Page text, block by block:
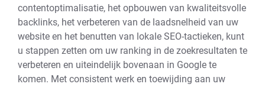
contentoptimalisatie, het opbouwen van kwaliteitsvolle
backlinks, het verbeteren van de laadsnelheid van uw
website en het benutten van lokale SEO-tactieken, kunt
u stappen zetten om uw ranking in de zoekresultaten te
verbeteren en uiteindelijk bovenaan in Google te
komen. Met consistent werk en toewijding aan uw